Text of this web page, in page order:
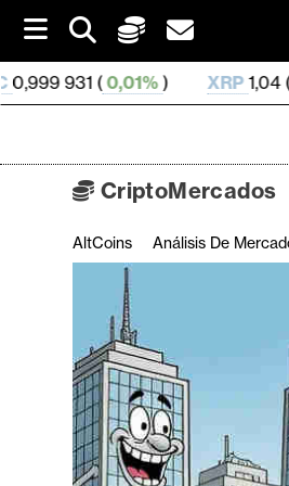
i
p
t
) XRP1,04 (-1,91%)
C
p
t
o
M
e
CriptoMercados
AltCoins Análisis De